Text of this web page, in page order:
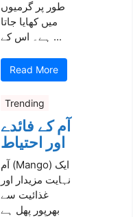
طور پر گرمیوں
میں کھایا جاتا
ہے۔ اس کے ...
Read More
Trending
آم کے فائدے
اور احتیاط
آم (Mango) ایک
نہایت مزیدار اور
غذائیت سے
بھرپور پھل ہے